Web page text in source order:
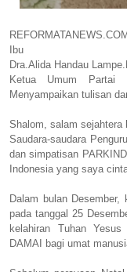
Ibu
Dra.Alida Handau
Ketua Umum Partai
Menyampaikan tulisan
Shalom, salam sejahtera
Saudara-saudara
dan simpatisan
Indonesia yang saya
Dalam bulan Desember,
pada tanggal 25
kelahiran Tuhan
DAMAI bagi umat